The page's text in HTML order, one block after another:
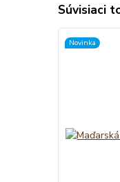
Súvisiaci
Novinka